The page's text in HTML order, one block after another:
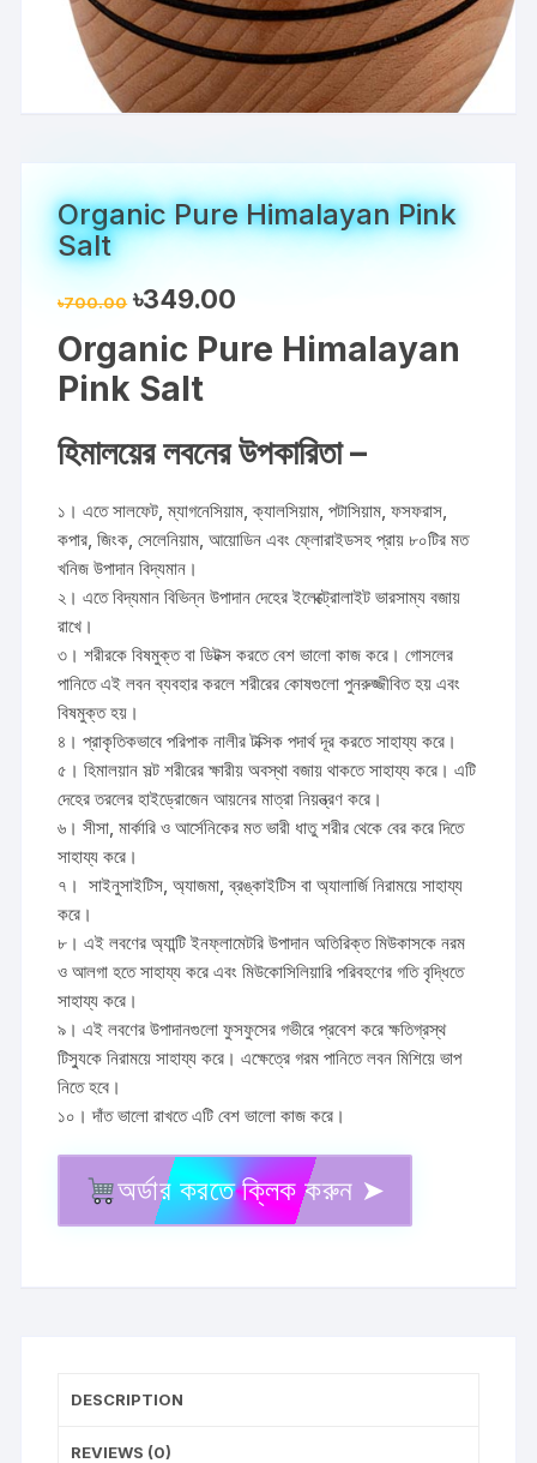
Organic Pure Himalayan Pink
Salt
৳700.00 Original
price
৳700.00.
৳349.00
৳349.00.
Organic Pure Himalayan
Pink Salt
হিমালয়ের লবনের উপকারিতা –
১। এতে সালফেট, ম্যাগনেসিয়াম, ক্যালসিয়াম, পটাসিয়াম, ফসফরাস,
কপার, জিংক, সেলেনিয়াম, আয়োডিন এবং ফ্লোরাইডসহ প্রায় ৮০টির মত
খনিজ উপাদান বিদ্যমান।
২। এতে বিদ্যমান বিভিন্ন উপাদান দেহের ইলেক্ট্রোলাইট ভারসাম্য বজায়
রাখে।
৩। শরীরকে বিষমুক্ত বা ডিটক্স করতে বেশ ভালো কাজ করে। গোসলের
পানিতে এই লবন ব্যবহার করলে শরীরের কোষগুলো পুনরুজ্জীবিত হয় এবং
বিষমুক্ত হয়।
৪। প্রাকৃতিকভাবে পরিপাক নালীর টক্সিক পদার্থ দূর করতে সাহায্য করে।
৫। হিমালয়ান সল্ট শরীরের ক্ষারীয় অবস্থা বজায় থাকতে সাহায্য করে। এটি
দেহের তরলের হাইড্রোজেন আয়নের মাত্রা নিয়ন্ত্রণ করে।
৬। সীসা, মার্কারি ও আর্সেনিকের মত ভারী ধাতু শরীর থেকে বের করে দিতে
সাহায্য করে।
৭। সাইনুসাইটিস, অ্যাজমা, ব্রঙ্কাইটিস বা অ্যালার্জি নিরাময়ে সাহায্য
করে।
৮। এই লবণের অ্যান্টি ইনফ্লামেটরি উপাদান অতিরিক্ত মিউকাসকে নরম
ও আলগা হতে সাহায্য করে এবং মিউকোসিলিয়ারি পরিবহণের গতি বৃদ্ধিতে
সাহায্য করে।
৯। এই লবণের উপাদানগুলো ফুসফুসের গভীরে প্রবেশ করে ক্ষতিগ্রস্থ
টিস্যুকে নিরাময়ে সাহায্য করে। এক্ষেত্রে গরম পানিতে লবন মিশিয়ে ভাপ
নিতে হবে।
১০। দাঁত ভালো রাখতে এটি বেশ ভালো কাজ করে।
Organic
Pure
অর্ডার করতে ক্লিক করুন ➤
DESCRIPTION
REVIEWS (0)